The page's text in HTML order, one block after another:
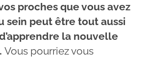
proches que vous avez
sein peut être tout aussi
la nouvelle
Vous pourriez vous